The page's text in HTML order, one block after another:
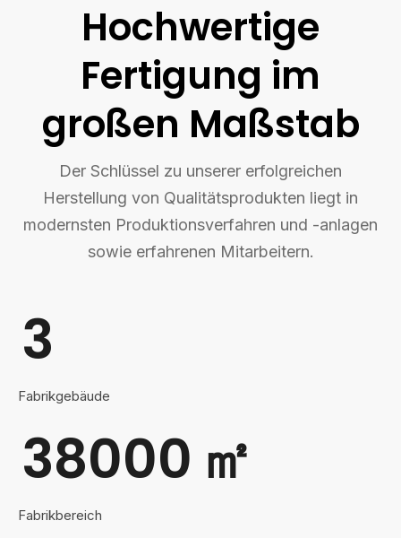
Hochwertige
Fertigung im
großen Maßstab
Der Schlüssel zu unserer erfolgreichen
Herstellung von Qualitätsprodukten liegt in
modernsten Produktionsverfahren und -anlagen
sowie erfahrenen Mitarbeitern.
3
Fabrikgebäude
38000 ㎡
Fabrikbereich